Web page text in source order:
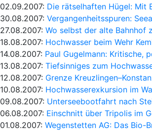
02.09.2007: Die rätselhaften Hügel: Mit
30.08.2007: Vergangenheitsspuren:
27.08.2007: Wo selbst der alte Bahnhof
18.08.2007: Hochwasser beim Wehr
14.08.2007: Paul Gugelmann: Kritische,
13.08.2007: Tiefsinniges zum
12.08.2007: Grenze
10.08.2007: Hochwasserexkursion im
09.08.2007: Unterseebootfahrt nach
06.08.2007: Einschnitt über Tripolis im
01.08.2007: Wegenstetten AG: Das Bio-